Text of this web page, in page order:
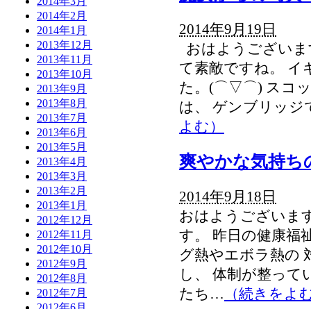
2014年2月
2014年1月
2013年12月
2013年11月
2013年10月
2013年9月
2013年8月
2013年7月
2013年6月
2013年5月
2013年4月
2013年3月
2013年2月
2013年1月
2012年12月
2012年11月
2012年10月
2012年9月
2012年8月
2012年7月
2014年9月19日
おはようござい
て素敵ですね。 イ
た。(⌒▽⌒) スコッ
は、 ゲンブリッ
よむ）
爽やかな気持
2014年9月18日
おはようございま
す。 昨日の健康福
グ熱やエボラ熱の
し、 体制が整って
たち… （続きをよ